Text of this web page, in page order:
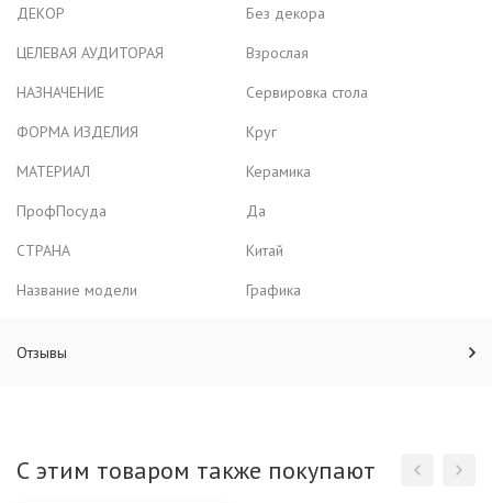
ДЕКОР
Без декора
ЦЕЛЕВАЯ АУДИТОРАЯ
Взрослая
НАЗНАЧЕНИЕ
Сервировка стола
ФОРМА ИЗДЕЛИЯ
Круг
МАТЕРИАЛ
Керамика
ПрофПосуда
Да
СТРАНА
Китай
Название модели
Графика
Отзывы
С этим товаром также покупают